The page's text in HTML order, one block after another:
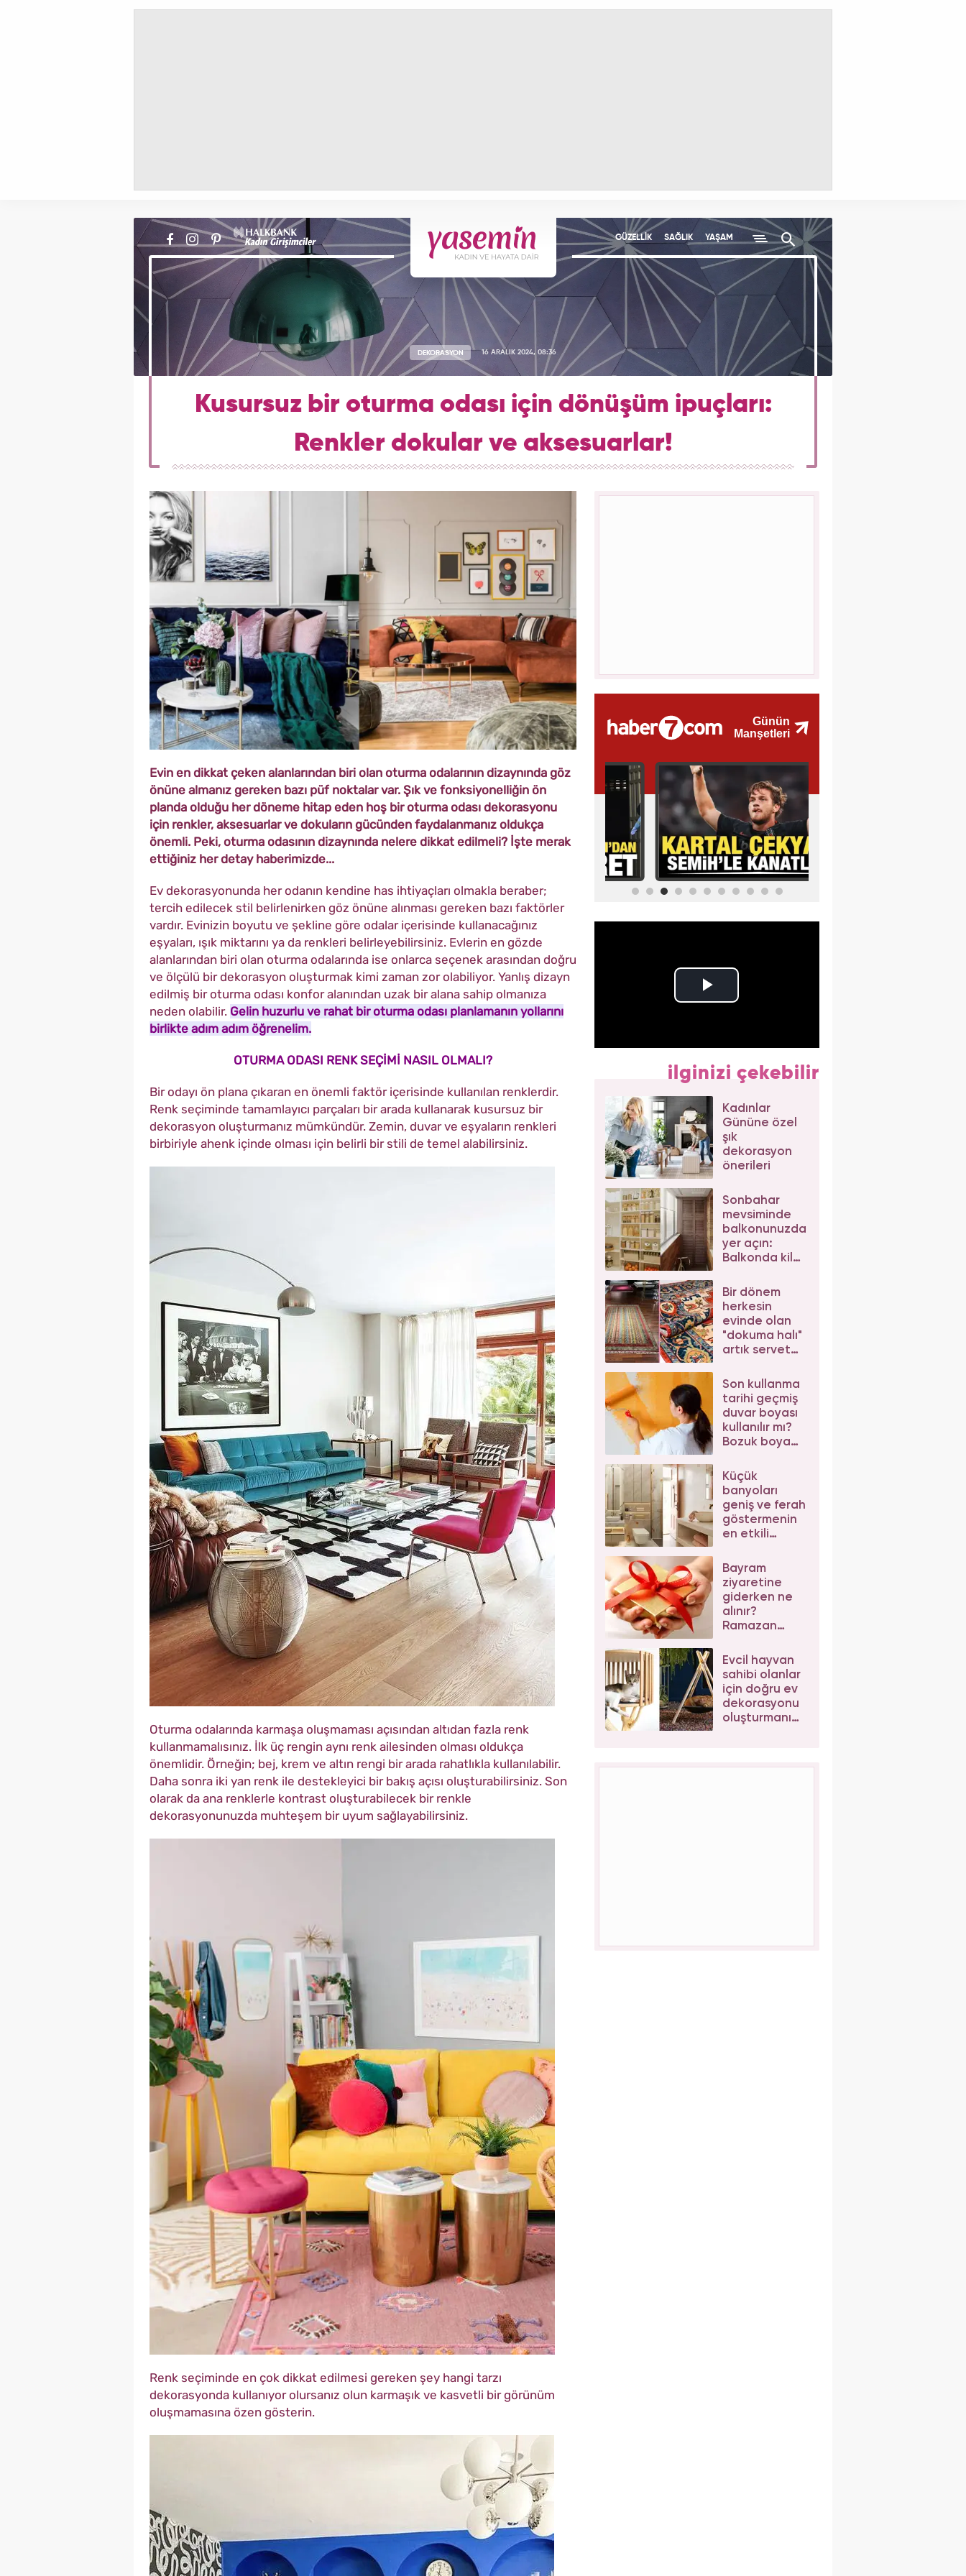
GÜZELLİK SAĞLIK YAŞAM
DEKORASYON 16 ARALIK 2024, 08:36
Kusursuz bir oturma odası için dönüşüm ipuçları:
Renkler dokular ve aksesuarlar!
Evin en dikkat çeken alanlarından biri olan oturma odalarının dizaynında göz
önüne almanız gereken bazı püf noktalar var. Şık ve fonksiyonelliğin ön
planda olduğu her döneme hitap eden hoş bir oturma odası dekorasyonu
için renkler, aksesuarlar ve dokuların gücünden faydalanmanız oldukça
önemli. Peki, oturma odasının dizaynında nelere dikkat edilmeli? İşte merak
ettiğiniz her detay haberimizde...
Ev dekorasyonunda her odanın kendine has ihtiyaçları olmakla beraber;
tercih edilecek stil belirlenirken göz önüne alınması gereken bazı faktörler
vardır. Evinizin boyutu ve şekline göre odalar içerisinde kullanacağınız
eşyaları, ışık miktarını ya da renkleri belirleyebilirsiniz. Evlerin en gözde
alanlarından biri olan oturma odalarında ise onlarca seçenek arasından doğru
ve ölçülü bir dekorasyon oluşturmak kimi zaman zor olabiliyor. Yanlış dizayn
edilmiş bir oturma odası konfor alanından uzak bir alana sahip olmanıza
neden olabilir. Gelin huzurlu ve rahat bir oturma odası planlamanın yollarını
birlikte adım adım öğrenelim.
OTURMA ODASI RENK SEÇİMİ NASIL OLMALI?
Bir odayı ön plana çıkaran en önemli faktör içerisinde kullanılan renklerdir.
Renk seçiminde tamamlayıcı parçaları bir arada kullanarak kusursuz bir
dekorasyon oluşturmanız mümkündür. Zemin, duvar ve eşyaların renkleri
birbiriyle ahenk içinde olması için belirli bir stili de temel alabilirsiniz.
Oturma odalarında karmaşa oluşmaması açısından altıdan fazla renk
kullanmamalısınız. İlk üç rengin aynı renk ailesinden olması oldukça
önemlidir. Örneğin; bej, krem ve altın rengi bir arada rahatlıkla kullanılabilir.
Daha sonra iki yan renk ile destekleyici bir bakış açısı oluşturabilirsiniz. Son
olarak da ana renklerle kontrast oluşturabilecek bir renkle
dekorasyonunuzda muhteşem bir uyum sağlayabilirsiniz.
Renk seçiminde en çok dikkat edilmesi gereken şey hangi tarzı
dekorasyonda kullanıyor olursanız olun karmaşık ve kasvetli bir görünüm
oluşmamasına özen gösterin.
ilginizi çekebilir
Kadınlar
Gününe özel
şık
dekorasyon
önerileri
Sonbahar
mevsiminde
balkonunuzda
yer açın:
Balkonda kiler
yapılır?
Bir dönem
herkesin
evinde olan
"dokuma halı"
artık servet
Son kullanma
tarihi geçmiş
duvar boyası
kullanılır mı?
Bozuk boya
Küçük
banyoları
geniş ve ferah
göstermenin
en etkili
Bayram
ziyaretine
giderken ne
alınır?
Ramazan
hediye
önerileri
Evcil hayvan
sahibi olanlar
için doğru ev
dekorasyonu
oluşturmanın